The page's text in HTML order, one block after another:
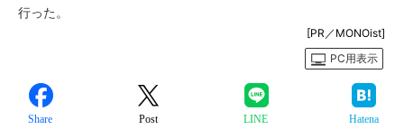
行った。
[PR／MONOist]
PC用表示
Share Post LINE Hatena